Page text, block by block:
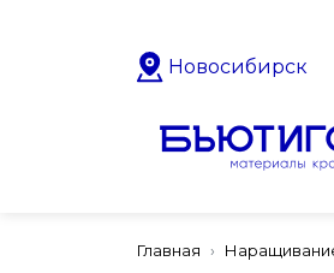
Новосибирск
Главная